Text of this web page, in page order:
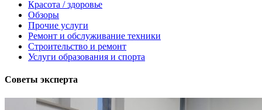
Красота / здоровье
Обзоры
Прочие услуги
Ремонт и обслуживание техники
Строительство и ремонт
Услуги образования и спорта
Советы эксперта